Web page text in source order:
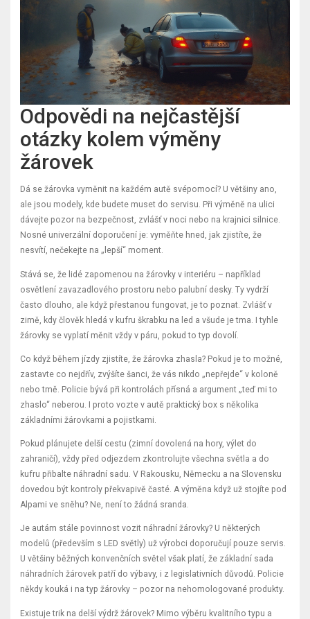
Odpovědi na nejčastější
otázky kolem výměny
žárovek
Dá se žárovka vyměnit na každém autě svépomocí? U většiny ano,
ale jsou modely, kde budete muset do servisu. Při výměně na ulici
dávejte pozor na bezpečnost, zvlášť v noci nebo na krajnici silnice.
Nosné univerzální doporučení je: vyměňte hned, jak zjistíte, že
nesvítí, nečekejte na „lepší“ moment.
Stává se, že lidé zapomenou na žárovky v interiéru – například
osvětlení zavazadlového prostoru nebo palubní desky. Ty vydrží
často dlouho, ale když přestanou fungovat, je to poznat. Zvlášť v
zimě, kdy člověk hledá v kufru škrabku na led a všude je tma. I tyhle
žárovky se vyplatí měnit vždy v páru, pokud to typ dovolí.
Co když během jízdy zjistíte, že žárovka zhasla? Pokud je to možné,
zastavte co nejdřív, zvýšíte šanci, že vás nikdo „nepřejde“ v koloně
nebo tmě. Policie bývá při kontrolách přísná a argument „teď mi to
zhaslo“ neberou. I proto vozte v autě praktický box s několika
základními žárovkami a pojistkami.
Pokud plánujete delší cestu (zimní dovolená na hory, výlet do
zahraničí), vždy před odjezdem zkontrolujte všechna světla a do
kufru přibalte náhradní sadu. V Rakousku, Německu a na Slovensku
dovedou být kontroly překvapivě časté. A výměna když už stojíte pod
Alpami ve sněhu? Ne, není to žádná sranda.
Je autám stále povinnost vozit náhradní žárovky? U některých
modelů (především s LED světly) už výrobci doporučují pouze servis.
U většiny běžných konvenčních světel však platí, že základní sada
náhradních žárovek patří do výbavy, i z legislativních důvodů. Policie
někdy kouká i na typ žárovky – pozor na nehomologované produkty.
Existuje trik na delší výdrž žárovek? Mimo výběru kvalitního typu a